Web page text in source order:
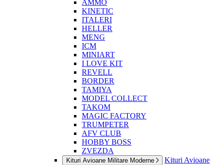
AMMO
KINETIC
ITALERI
HELLER
MENG
ICM
MINIART
I LOVE KIT
REVELL
BORDER
TAMIYA
MODEL COLLECT
TAKOM
MAGIC FACTORY
TRUMPETER
AFV CLUB
HOBBY BOSS
ZVEZDA
Kituri Avioane Militare Moderne
Kituri Avioane